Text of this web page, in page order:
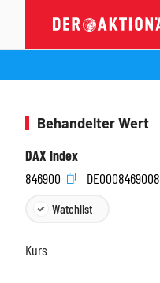
Behandelter Wert
DAX Index
846900
DE0008469008
Watchlist
Kurs